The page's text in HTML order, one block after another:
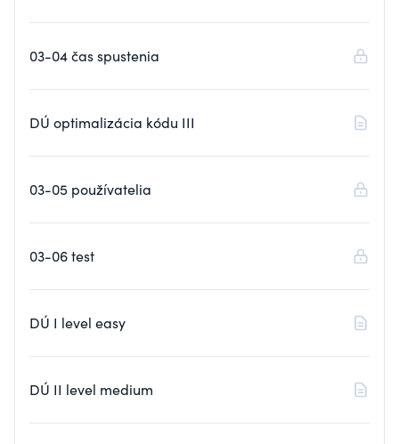
03-04 čas spustenia
DÚ optimalizácia kódu III
03-05 používatelia
03-06 test
DÚ I level easy
DÚ II level medium